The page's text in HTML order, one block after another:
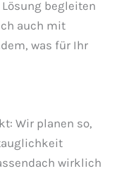
begleiten
auch mit
was für Ihr
Wir planen so,
wirklich